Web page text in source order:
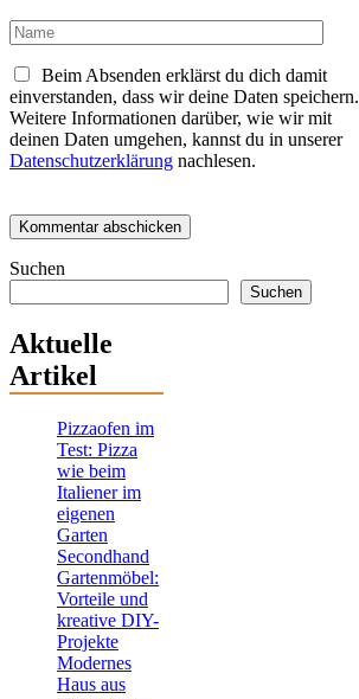
Name
Beim Absenden erklärst du dich damit
einverstanden, dass wir deine Daten speichern.
Weitere Informationen darüber, wie wir mit
deinen Daten umgehen, kannst du in unserer
Datenschutzerklärung nachlesen.
Suchen
Suchen
Aktuelle
Artikel
Pizzaofen im
Test: Pizza
wie beim
Italiener im
eigenen
Garten
Secondhand
Gartenmöbel:
Vorteile und
kreative DIY-
Projekte
Modernes
Haus aus